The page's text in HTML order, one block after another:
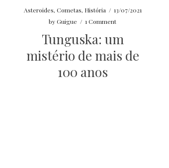
Asteroides, Cometas, História / 13/07/2021
byGuigue / 1 Comment
Tunguska: um
mistério de mais de
100 anos